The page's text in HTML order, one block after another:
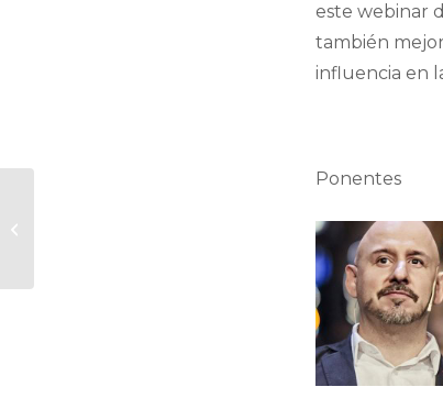
este webinar
también
influencia en
Ponentes